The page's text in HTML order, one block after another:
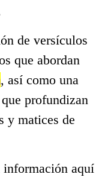
de versículos
que abordan
, así como una
profundizan
y matices de
información aquí